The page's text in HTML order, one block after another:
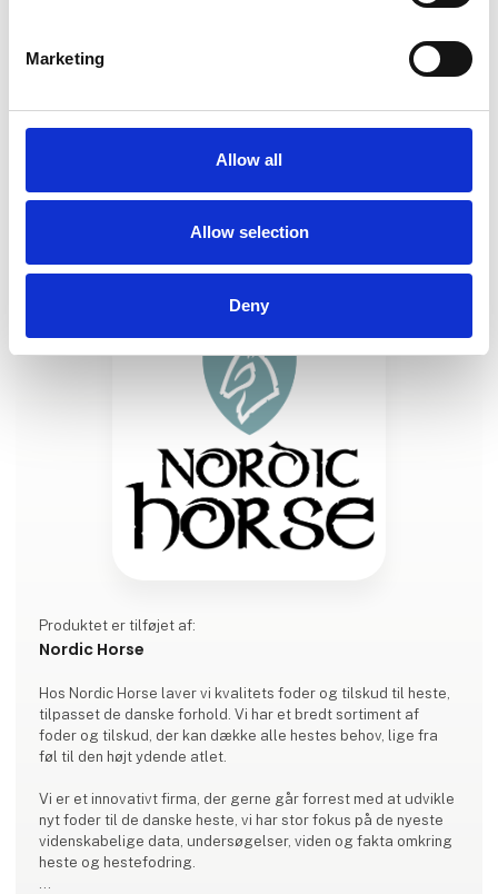
Marketing
Allow all
Allow selection
Deny
På messen
Produktet er medbragt på messen
Dette produkt kan opleves på udstillerens stand på messen
Produktet er tilføjet af:
Nordic Horse
Hos Nordic Horse laver vi kvalitets foder og tilskud til heste,
tilpasset de danske forhold. Vi har et bredt sortiment af
foder og tilskud, der kan dække alle hestes behov, lige fra
føl til den højt ydende atlet.
Vi er et innovativt firma, der gerne går forrest med at udvikle
nyt foder til de danske heste, vi har stor fokus på de nyeste
videnskabelige data, undersøgelser, viden og fakta omkring
heste og hestefodring.